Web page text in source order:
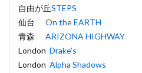
自由が丘STEPS
仙台 On the EARTH
青森 ARIZONA HIGHWAY
London Drake’s
London Alpha Shadows